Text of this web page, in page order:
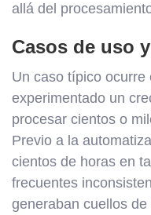
allá del
Casos de uso
Un caso típico ocurre
experimentado un
procesar cientos o
Previo a la
cientos de horas en
frecuentes
generaban cuellos